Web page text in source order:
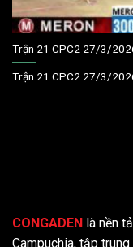
Trận 21 CPC2 27/3/
Trận 21 CPC2 27/3/
CONGADEN là nền
Campuchia, tập